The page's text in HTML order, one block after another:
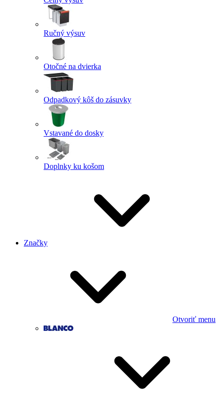
Ručný výsuv
Otočné na dvierka
Odpadkový kôš do zásuvky
Vstavané do dosky
Doplnky ku košom
Značky
Otvoriť menu